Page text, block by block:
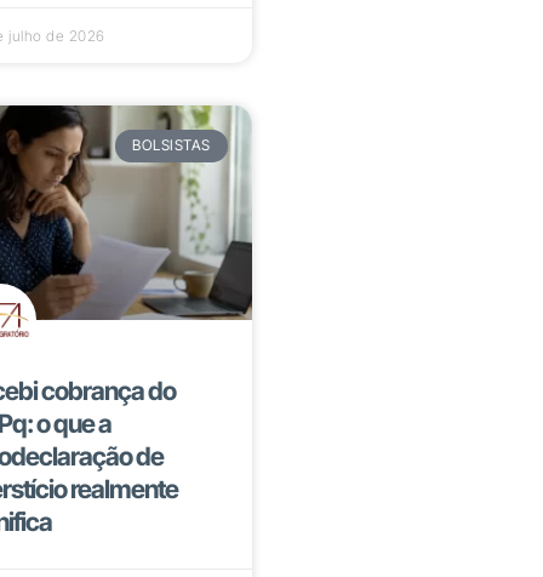
julho de 2026
BOLSISTAS
cobrança do
o que a
de
realmente